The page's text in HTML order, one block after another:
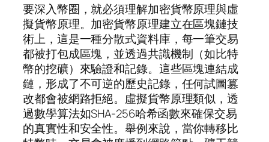
要深入幣圈，就必須理解加密貨幣原理與虛
擬貨幣原理。加密貨幣原理建立在區塊鏈技
術上，這是一種分散式資料庫，每一筆交易
都被打包成區塊，並透過共識機制（如比特
幣的挖礦）來驗證和記錄。這些區塊連結成
鏈，形成了不可逆的歷史記錄，任何試圖篡
改都會被網路拒絕。虛擬貨幣原理類似，透
過數學算法如SHA-256哈希函數來確保交易
的真實性和安全性。舉例來說，當你轉移比